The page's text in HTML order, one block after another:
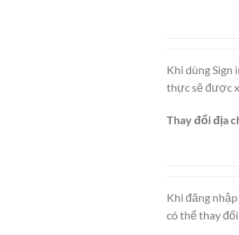
Khi dùng Sign
thực sẽ được
Thay đổi địa
Khi đăng
có thể thay